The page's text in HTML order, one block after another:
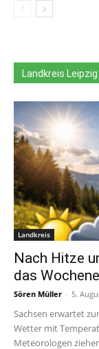
Landkreis Leipzig
Landkreis
Nach Hitze
das
Sören Müller - 5.
Sachsen erwartet
Wetter mit
Meteorologen